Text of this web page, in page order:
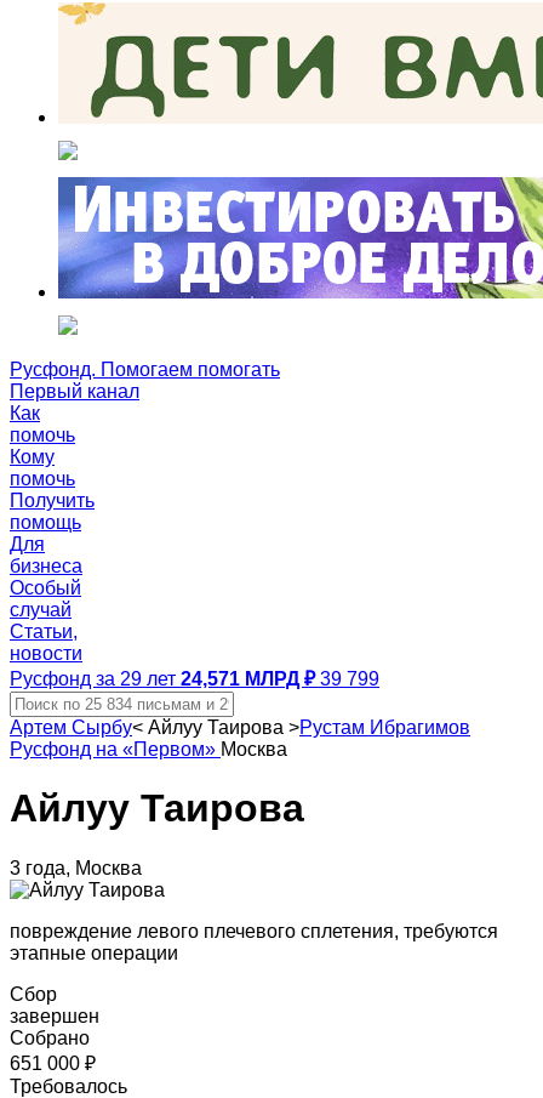
Русфонд. Помогаем помогать
Первый канал
Как
помочь
Кому
помочь
Получить
помощь
Для
бизнеса
Особый
случай
Статьи,
новости
Русфонд за 29 лет 24,571 МЛРД ₽ 39 799
Артем Сырбу< Айлуу Таирова >Рустам Ибрагимов
Русфонд на «Первом» Москва
Айлуу Таирова
3 года, Москва
повреждение левого плечевого сплетения, требуются
этапные операции
Сбор
завершен
Собрано
651 000 ₽
Требовалось